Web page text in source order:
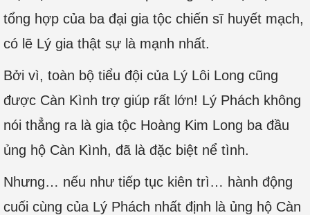
tổng hợp của ba đại gia tộc chiến sĩ huyết mạch,
có lẽ Lý gia thật sự là mạnh nhất.
Bởi vì, toàn bộ tiểu đội của Lý Lôi Long cũng
được Càn Kình trợ giúp rất lớn! Lý Phách không
nói thẳng ra là gia tộc Hoàng Kim Long ba đầu
ủng hộ Càn Kình, đã là đặc biệt nể tình.
Nhưng… nếu như tiếp tục kiên trì… hành động
cuối cùng của Lý Phách nhất định là ủng hộ Càn